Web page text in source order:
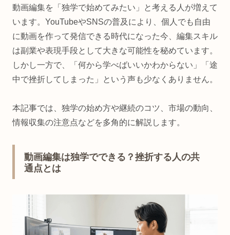
動画編集を「独学で始めてみたい」と考える人が増えて
います。YouTubeやSNSの普及により、個人でも自由
に動画を作って発信できる時代になった今、編集スキル
は副業や表現手段として大きな可能性を秘めています。
しかし一方で、「何から学べばいいかわからない」「途
中で挫折してしまった」という声も少なくありません。
本記事では、独学の始め方や継続のコツ、市場の動向、
情報収集の注意点などを多角的に解説します。
動画編集は独学でできる？挫折する人の共
通点とは